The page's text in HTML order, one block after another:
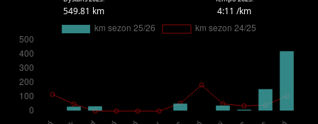
549.81 km 4:11 /km